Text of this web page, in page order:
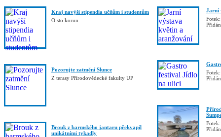
Kraj navýší stipendia učňům i studentům
O sto korun
Pozorujte zatmění Slunce
Z terasy Přírodovědecké fakulty UP
Brouk z barmského jantaru překvapil
unikátními tykadly
Jarní